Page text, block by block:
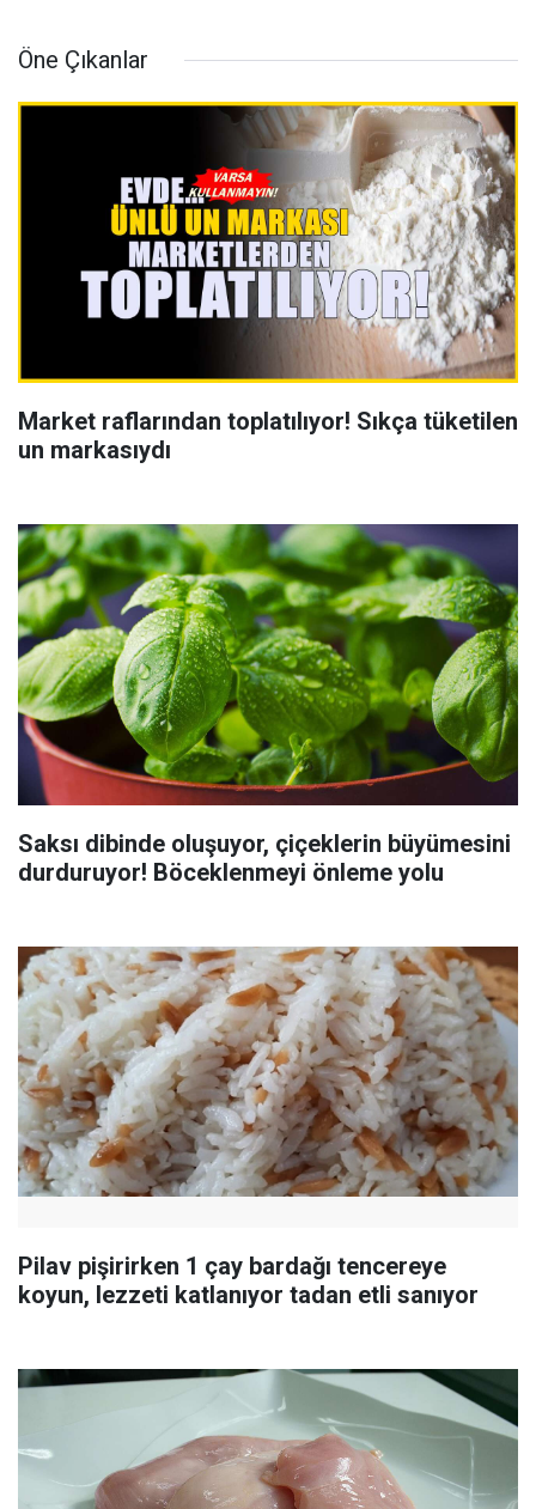
Öne Çıkanlar
Market raflarından toplatılıyor! Sıkça tüketilen
un markasıydı
Saksı dibinde oluşuyor, çiçeklerin büyümesini
durduruyor! Böceklenmeyi önleme yolu
Pilav pişirirken 1 çay bardağı tencereye
koyun, lezzeti katlanıyor tadan etli sanıyor